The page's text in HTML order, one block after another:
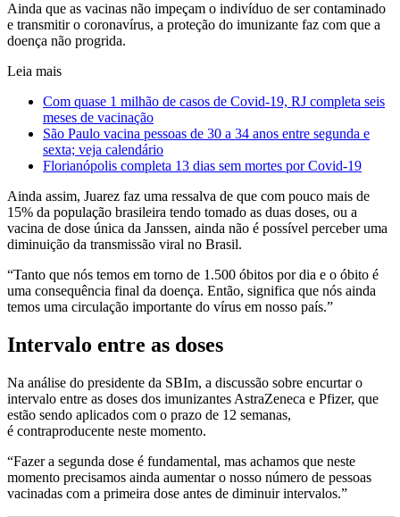
Ainda que as vacinas não impeçam o indivíduo de ser contaminado
e transmitir o coronavírus, a proteção do imunizante faz com que a
doença não progrida.
Leia mais
Com quase 1 milhão de casos de Covid-19, RJ completa seis
meses de vacinação
São Paulo vacina pessoas de 30 a 34 anos entre segunda e
sexta; veja calendário
Florianópolis completa 13 dias sem mortes por Covid-19
Ainda assim, Juarez faz uma ressalva de que com pouco mais de
15% da população brasileira tendo tomado as duas doses, ou a
vacina de dose única da Janssen, ainda não é possível perceber uma
diminuição da transmissão viral no Brasil.
“Tanto que nós temos em torno de 1.500 óbitos por dia e o óbito é
uma consequência final da doença. Então, significa que nós ainda
temos uma circulação importante do vírus em nosso país.”
Intervalo entre as doses
Na análise do presidente da SBIm, a discussão sobre encurtar o
intervalo entre as doses dos imunizantes AstraZeneca e Pfizer, que
estão sendo aplicados com o prazo de 12 semanas,
é contraproducente neste momento.
“Fazer a segunda dose é fundamental, mas achamos que neste
momento precisamos ainda aumentar o nosso número de pessoas
vacinadas com a primeira dose antes de diminuir intervalos.”